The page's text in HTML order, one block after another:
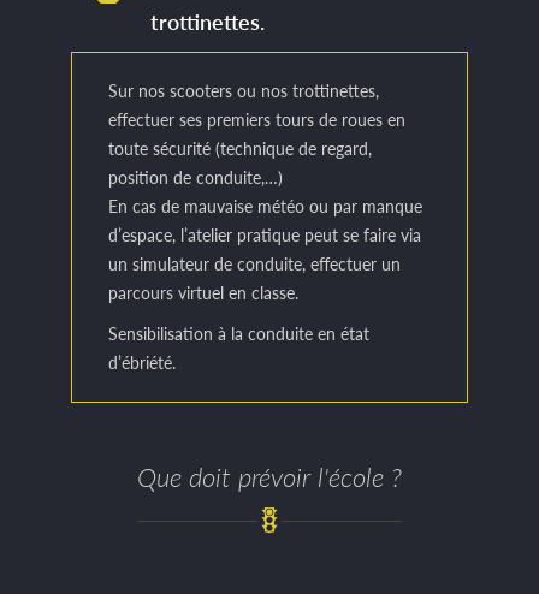
trottinettes.
Sur nos scooters ou nos trottinettes,
effectuer ses premiers tours de roues en
toute sécurité (technique de regard,
position de conduite,…)
En cas de mauvaise météo ou par manque
d’espace, l’atelier pratique peut se faire via
un simulateur de conduite, effectuer un
parcours virtuel en classe.
Sensibilisation à la conduite en état
d’ébriété.
Que doit prévoir l'école ?